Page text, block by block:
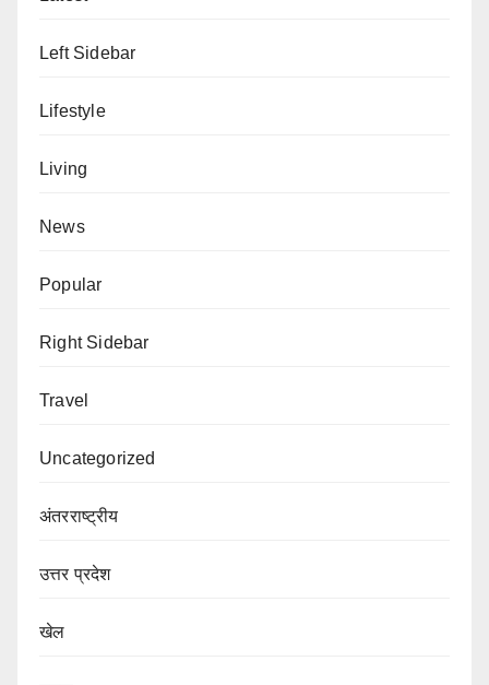
Left Sidebar
Lifestyle
Living
News
Popular
Right Sidebar
Travel
Uncategorized
अंतरराष्ट्रीय
उत्तर प्रदेश
खेल